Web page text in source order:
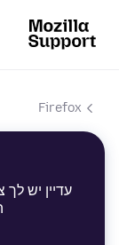
Firefox
עדיין יש